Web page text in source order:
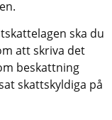
ska du
att skriva det
beskattning
skattskyldiga på